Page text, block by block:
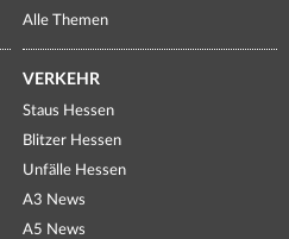
Alle Themen
VERKEHR
Staus Hessen
Blitzer Hessen
Unfälle Hessen
A3 News
A5 News